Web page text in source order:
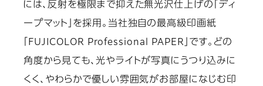
には、反射を極限まで抑えた無光沢仕上げの「ディ
ープマット」を採用。当社独自の最高級印画紙
「FUJICOLOR Professional PAPER」です。どの
角度から見ても、光やライトが写真にうつり込みに
くく、やわらかで優しい雰囲気がお部屋になじむ印